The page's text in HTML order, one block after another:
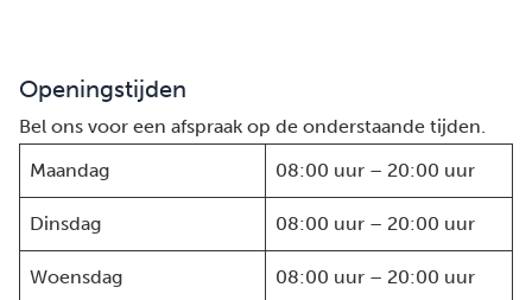
Openingstijden
Bel ons voor een afspraak op de onderstaande tijden.
Maandag
08:00 uur – 20:00 uur
Dinsdag 08:00 uur – 20:00 uur
Woensdag 08:00 uur – 20:00 uur